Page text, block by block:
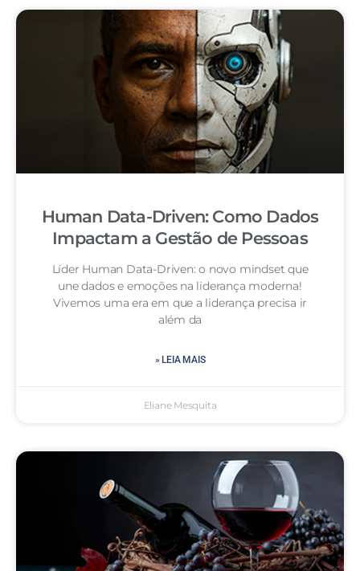
Human Data-Driven: Como Dados
Impactam a Gestão de Pessoas
Líder Human Data-Driven: o novo mindset que
une dados e emoções na liderança moderna!
Vivemos uma era em que a liderança precisa ir
além da
» LEIA MAIS
Eliane Mesquita